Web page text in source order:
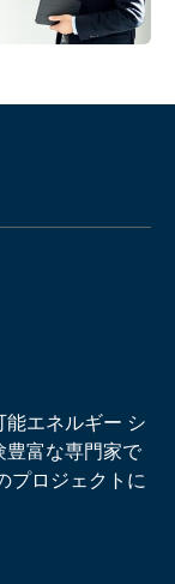
エネルギー シ
豊富な専門家で
プロジェクトに